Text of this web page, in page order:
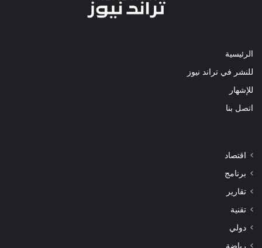
الرئيسية
للنشر في تراند نيوز
للإشهار
اتصل بنا
اقتصاد
برنامج
تقارير
تقنية
دولي
رياضة